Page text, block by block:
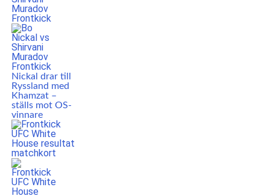
Nickal drar till
Ryssland med
Khamzat –
ställs mot OS-
vinnare